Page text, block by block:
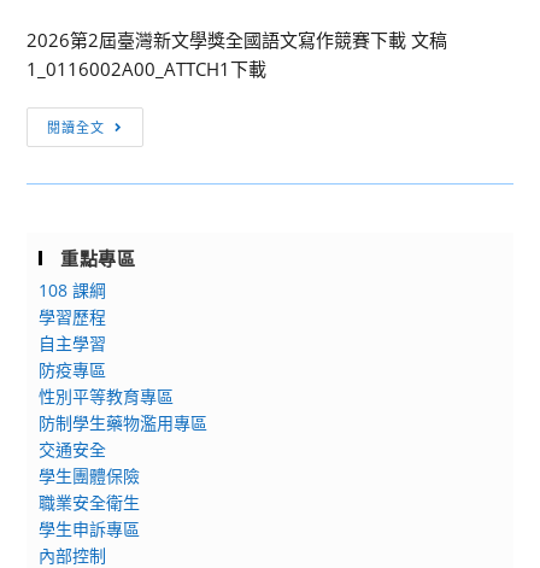
明
會
招
生
海
報
法
人
台
用
年
度
2026第2屆臺灣新文學獎全國語文寫作競賽下載 文稿
1_0116002A00_ATTCH1下載
閱讀全文
動
轉
文
學
重點專區
108 課綱
學習歷程
自主學習
防疫專區
性別平等教育專區
防制學生藥物濫用專區
交通安全
學生團體保險
職業安全衛生
學生申訴專區
內部控制